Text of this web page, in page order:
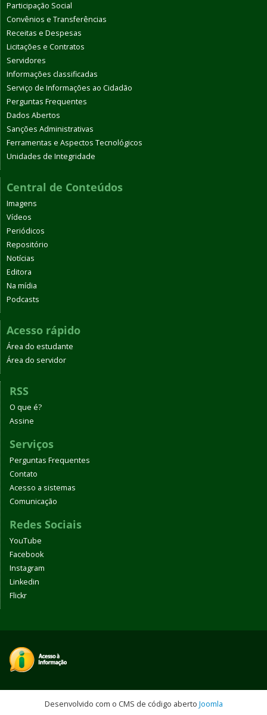
Participação Social
Convênios e Transferências
Receitas e Despesas
Licitações e Contratos
Servidores
Informações classificadas
Serviço de Informações ao Cidadão
Perguntas Frequentes
Dados Abertos
Sanções Administrativas
Ferramentas e Aspectos Tecnológicos
Unidades de Integridade
Central de Conteúdos
Imagens
Vídeos
Periódicos
Repositório
Notícias
Editora
Na mídia
Podcasts
Acesso rápido
Área do estudante
Área do servidor
RSS
O que é?
Assine
Serviços
Perguntas Frequentes
Contato
Acesso a sistemas
Comunicação
Redes Sociais
YouTube
Facebook
Instagram
Linkedin
Flickr
Desenvolvido com o CMS de código aberto Joomla